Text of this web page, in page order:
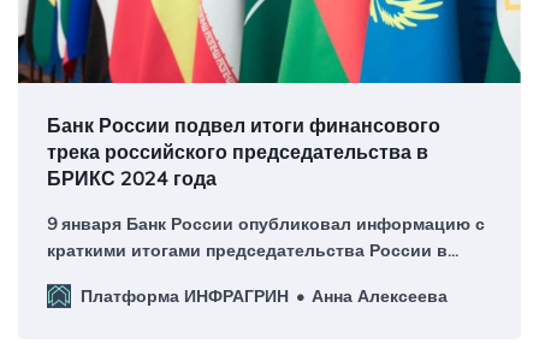
Банк России подвел итоги финансового
трека российского председательства в
БРИКС 2024 года
9 января Банк России опубликовал информацию с
краткими итогами председательства России в
Платформа ИНФРАГРИН
Анна Алексеева